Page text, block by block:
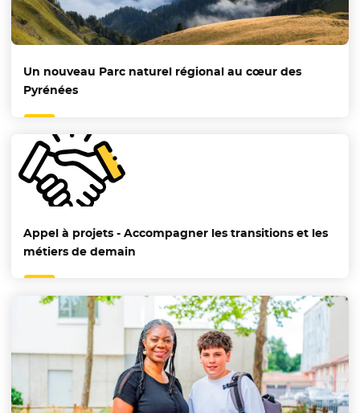
Un nouveau Parc naturel régional au cœur des
Pyrénées
Appel à projets - Accompagner les transitions et les
métiers de demain